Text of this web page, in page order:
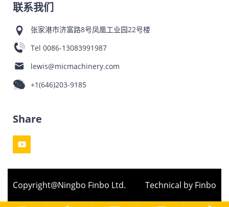
联系我们
张家港市济富路8号凤凰工业园22号楼
Tel 0086-13083991987
lewis@micmachinery.com
+1(646)203-9185
Share
Copyright@Ningbo Finbo Ltd. Technical by Finbo